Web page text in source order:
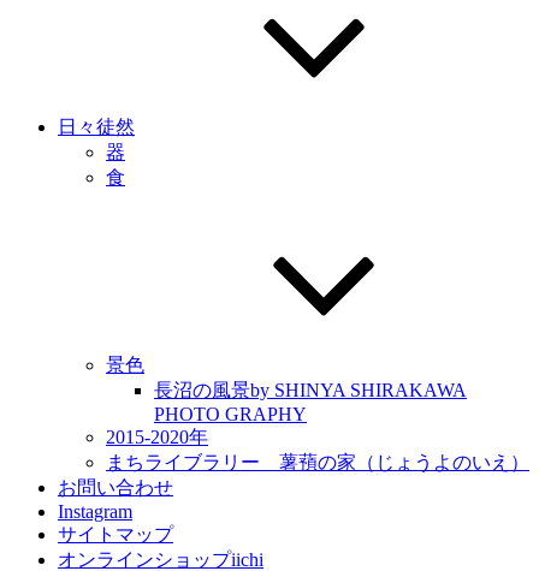
日々徒然
器
食
景色
長沼の風景by SHINYA SHIRAKAWA
PHOTO GRAPHY
2015-2020年
まちライブラリー 薯蕷の家（じょうよのいえ）
お問い合わせ
Instagram
サイトマップ
オンラインショップiichi